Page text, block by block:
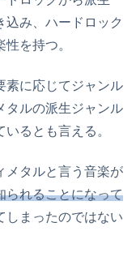
込み、ハードロック
を持つ。
素に応じてジャンル
タルの派生ジャンル
るとも言える。
メタルと言う音楽が
られることになって
しまったのではない